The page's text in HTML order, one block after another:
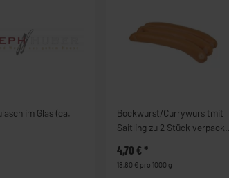
im Glas (ca.
Bockwurst/Currywurs tmit
Saitling zu 2 Stück verpackt
4,70 €*
18,80 € pro 1000 g